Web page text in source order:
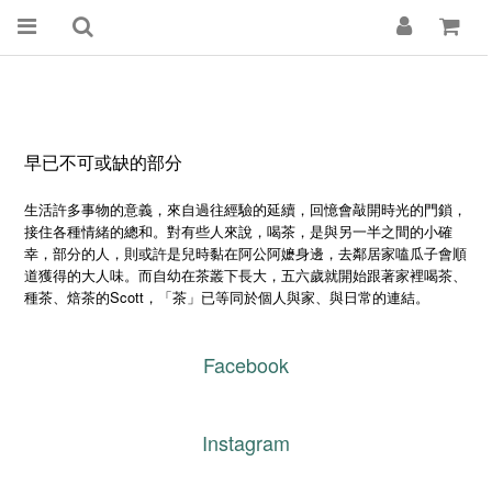
早已不可或缺的部分
生活許多事物的意義，來自過往經驗的延續，回憶會敲開時光的門鎖，
接住各種情緒的總和。對有些人來說，喝茶，是與另一半之間的小確
幸，部分的人，則或許是兒時黏在阿公阿嬷身邊，去鄰居家嗑瓜子會順
道獲得的大人味。而自幼在茶叢下長大，五六歲就開始跟著家裡喝茶、
種茶、焙茶的Scott ，「茶」已等同於個人與家、與日常的連結。
Facebook
Instagram